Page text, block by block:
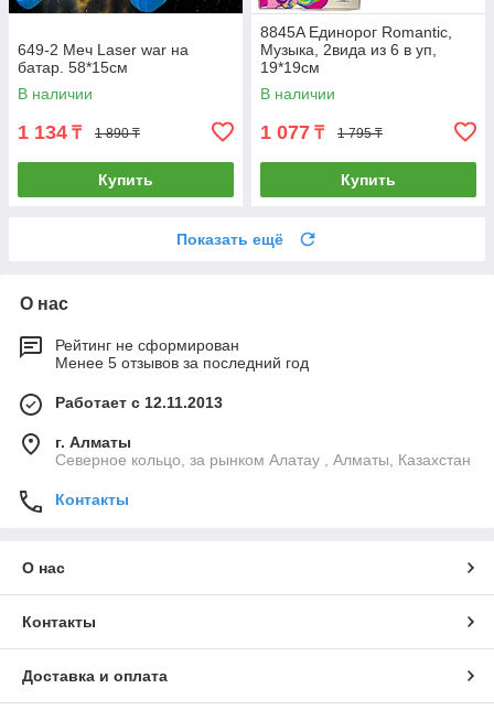
649-2 Меч Laser war на
батар. 58*15см
В наличии
1 134 ₸ 1 890 ₸
Купить
8845A Единорог Romantic,
Музыка, 2вида из 6 в уп,
19*19см
В наличии
1 077 ₸ 1 795 ₸
Купить
Показать ещё
О нас
Рейтинг не сформирован
Менее 5 отзывов за последний год
Работает с 12.11.2013
г. Алматы
Северное кольцо, за рынком Алатау , Алматы, Казахстан
Контакты
О нас
Контакты
Доставка и оплата